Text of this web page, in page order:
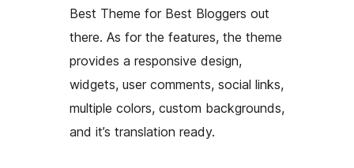
Best Theme for Best Bloggers out
there. As for the features, the theme
provides a responsive design,
widgets, user comments, social links,
multiple colors, custom backgrounds,
and it’s translation ready.